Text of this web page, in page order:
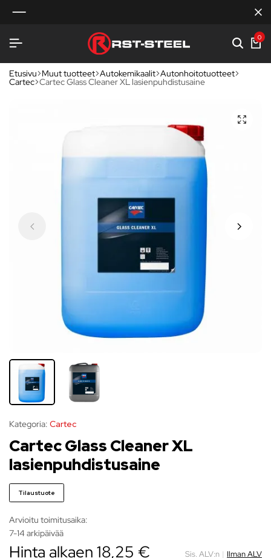
0
Etusivu Muut tuotteet Autokemikaalit Autonhoitotuotteet
Cartec Cartec Glass Cleaner XL lasienpuhdistusaine
Kategoria: Cartec
Cartec Glass Cleaner XL
lasienpuhdistusaine
Tilaustuote
Arvioitu toimitusaika:
7-14 arkipäivää
Hinta alkaen 18,25 € Sis. ALV:n | Ilman ALV